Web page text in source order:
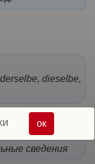
dieselbe,
Правило
сведения
ок